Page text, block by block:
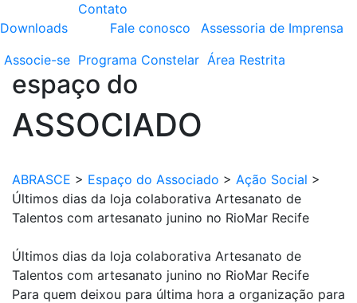
Downloads
Contato
Fale conosco
Assessoria de Imprensa
Associe-se Programa Constelar Área Restrita
espaço do
ASSOCIADO
ABRASCE > Espaço do Associado > Ação Social >
Últimos dias da loja colaborativa Artesanato de
Talentos com artesanato junino no RioMar Recife
Últimos dias da loja colaborativa Artesanato de
Talentos com artesanato junino no RioMar Recife
Para quem deixou para última hora a organização para